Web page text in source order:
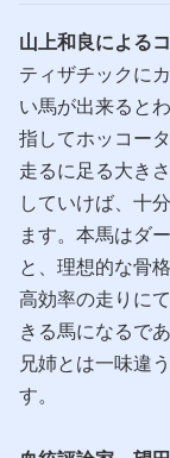
山上和良による
ティザチックに
い馬が出来ると
指してホッコー
走るに足る大き
していけば、十
ます。本馬はダ
と、理想的な骨
高効率の走りに
きる馬になるで
兄姉とは一味違
す。